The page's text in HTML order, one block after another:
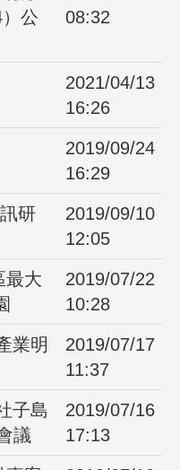
公
08:32
2021/04/13
16:26
2019/09/24
16:29
研
2019/09/10
12:05
最大
2019/07/22
10:28
業明
2019/07/17
11:37
子島
議
2019/07/16
17:13